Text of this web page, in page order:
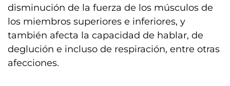
disminución de la fuerza de los músculos de
los miembros superiores e inferiores, y
también afecta la capacidad de hablar, de
deglución e incluso de respiración, entre otras
afecciones.